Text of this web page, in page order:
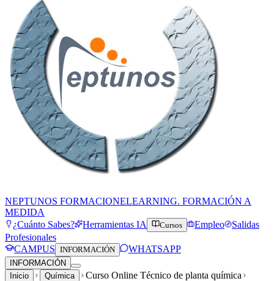
NEPTUNOS FORMACIONELEARNING. FORMACIÓN A
MEDIDA
¿Cuánto Sabes?
Herramientas IA Cursos Empleo
Salidas
Profesionales
CAMPUS INFORMACIÓN WHATSAPP
INFORMACIÓN
Inicio
Química
Curso Online Técnico de planta química